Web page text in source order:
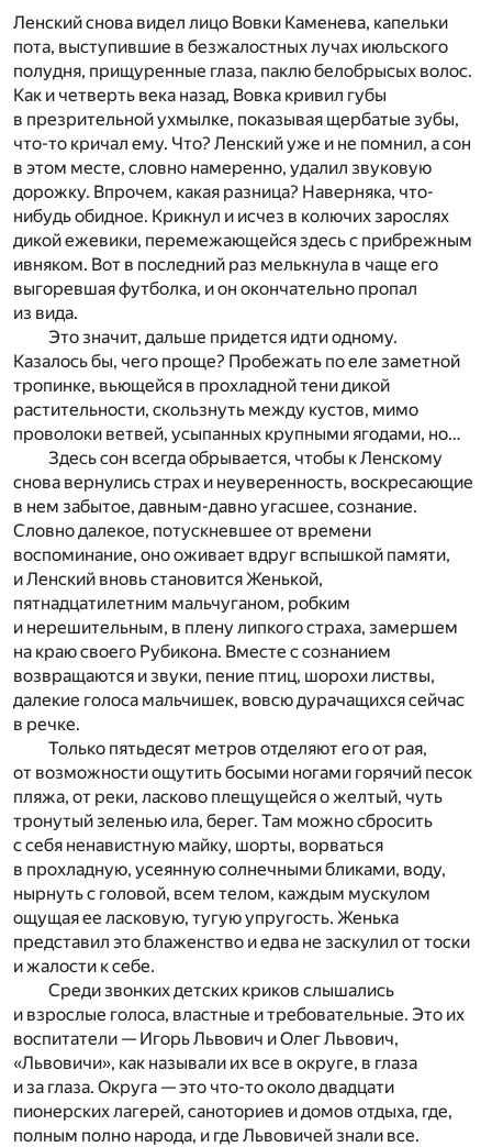
Ленский снова видел лицо Вовки Каменева, капельки
пота, выступившие в безжалостных лучах июльского
полудня, прищуренные глаза, паклю белобрысых волос.
Как и четверть века назад, Вовка кривил губы
в презрительной ухмылке, показывая щербатые зубы,
что-то кричал ему. Что? Ленский уже и не помнил, а сон
в этом месте, словно намеренно, удалил звуковую
дорожку. Впрочем, какая разница? Наверняка, что-
нибудь обидное. Крикнул и исчез в колючих зарослях
дикой ежевики, перемежающейся здесь с прибрежным
ивняком. Вот в последний раз мелькнула в чаще его
выгоревшая футболка, и он окончательно пропал
из вида.
Это значит, дальше придется идти одному.
Казалось бы, чего проще? Пробежать по еле заметной
тропинке, вьющейся в прохладной тени дикой
растительности, скользнуть между кустов, мимо
проволоки ветвей, усыпанных крупными ягодами, но…
Здесь сон всегда обрывается, чтобы к Ленскому
снова вернулись страх и неуверенность, воскресающие
в нем забытое, давным-давно угасшее, сознание.
Словно далекое, потускневшее от времени
воспоминание, оно оживает вдруг вспышкой памяти,
и Ленский вновь становится Женькой,
пятнадцатилетним мальчуганом, робким
и нерешительным, в плену липкого страха, замершем
на краю своего Рубикона. Вместе с сознанием
возвращаются и звуки, пение птиц, шорохи листвы,
далекие голоса мальчишек, вовсю дурачащихся сейчас
в речке.
Только пятьдесят метров отделяют его от рая,
от возможности ощутить босыми ногами горячий песок
пляжа, от реки, ласково плещущейся о желтый, чуть
тронутый зеленью ила, берег. Там можно сбросить
с себя ненавистную майку, шорты, ворваться
в прохладную, усеянную солнечными бликами, воду,
нырнуть с головой, всем телом, каждым мускулом
ощущая ее ласковую, тугую упругость. Женька
представил это блаженство и едва не заскулил от тоски
и жалости к себе.
Среди звонких детских криков слышались
и взрослые голоса, властные и требовательные. Это их
воспитатели — Игорь Львович и Олег Львович,
«Львовичи», как называли их все в округе, в глаза
и за глаза. Округа — это что-то около двадцати
пионерских лагерей, саноториев и домов отдыха, где,
полным полно народа, и где Львовичей знали все.